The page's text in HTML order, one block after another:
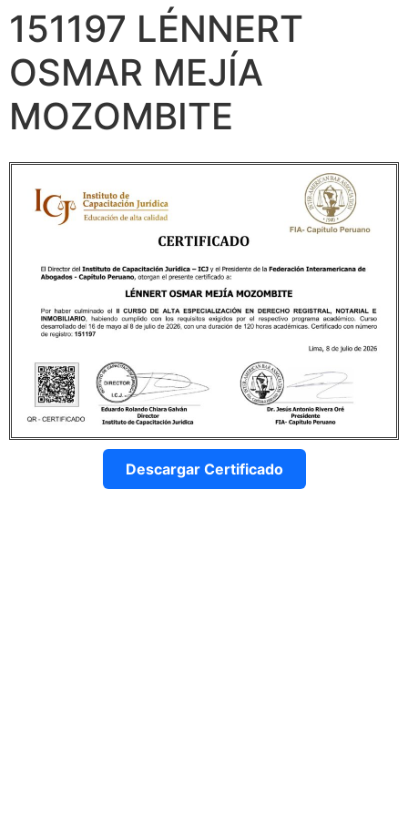
151197 LÉNNERT
OSMAR MEJÍA
MOZOMBITE
Descargar Certificado